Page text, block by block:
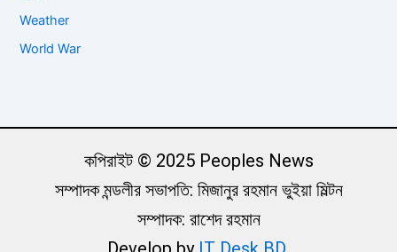
Weather
World War
কপিরাইট © 2025 Peoples News
সম্পাদক মন্ডলীর সভাপতি: মিজানুর রহমান ভুইয়া মিল্টন
সম্পাদক: রাশেদ রহমান